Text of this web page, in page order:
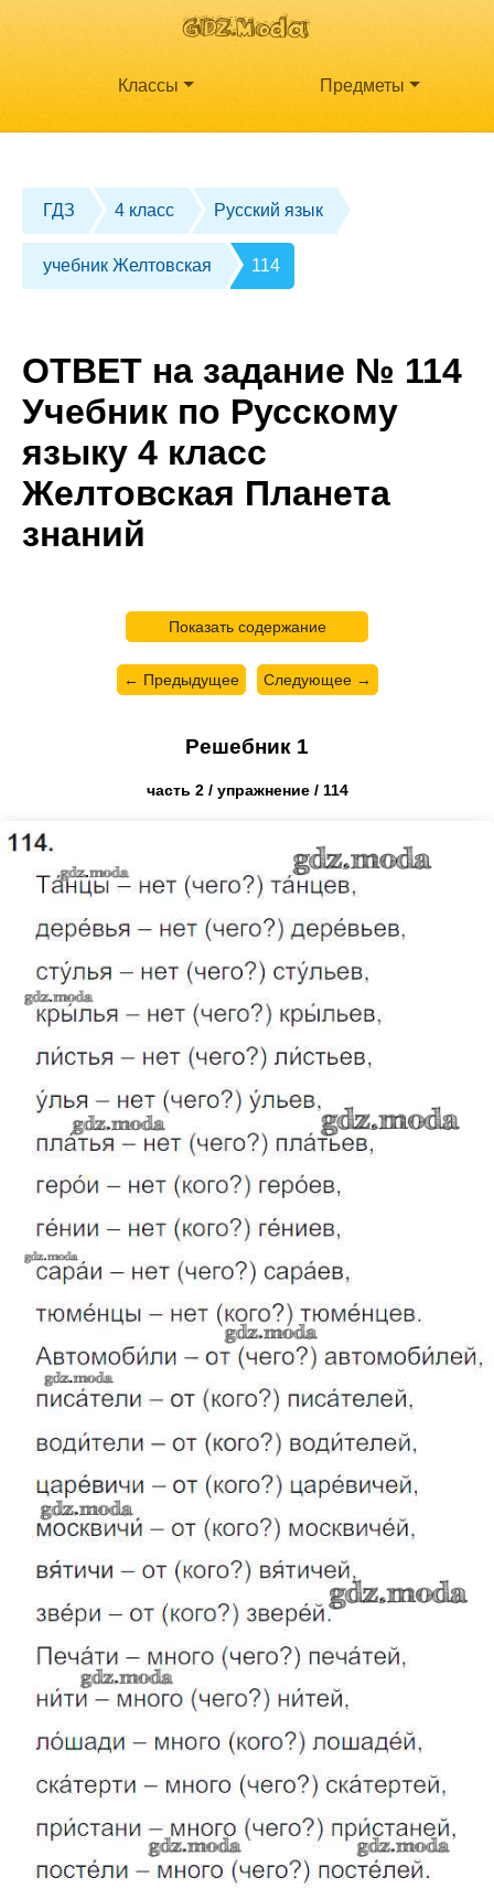
Классы Предметы
ГДЗ 4 класс Русский язык
учебник Желтовская 114
ОТВЕТ на задание № 114
Учебник по Русскому
языку 4 класс
Желтовская Планета
знаний
Показать содержание
← Предыдущее Следующее →
Решебник 1
часть 2 / упражнение / 114